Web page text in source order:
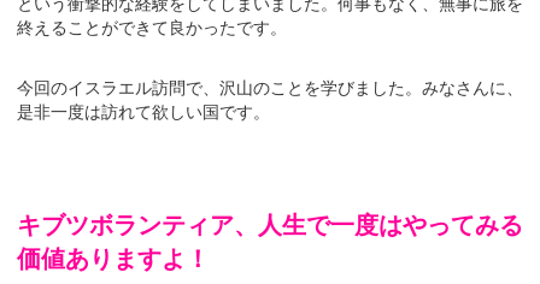
終えることができて良かったです。
今回のイスラエル訪問で、沢山のことを学びました。みなさんに、
是非一度は訪れて欲しい国です。
キブツボランティア、人生で一度はやってみる
価値ありますよ！